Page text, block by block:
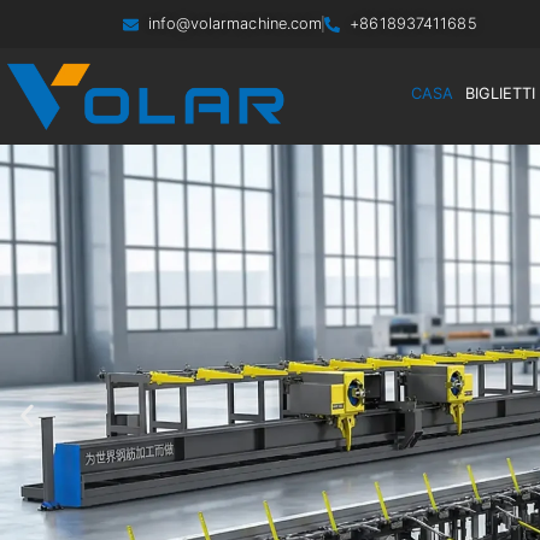
info@volarmachine.com +8618937411685
CASA BIGLIETTI